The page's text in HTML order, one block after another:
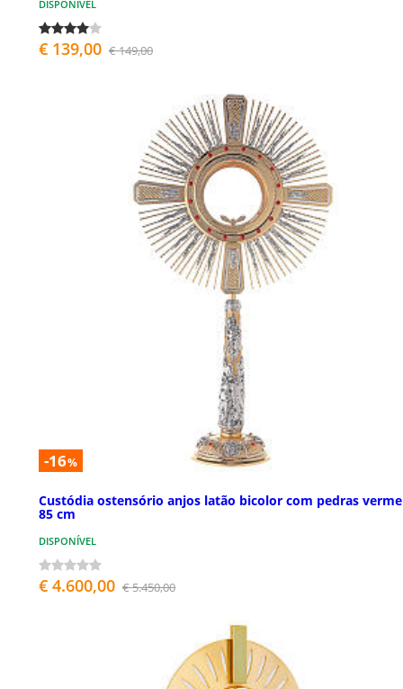
DISPONÍVEL
€ 139,00 € 149,00
-16%
Custódia ostensório anjos latão bicolor com pedras
85 cm
DISPONÍVEL
€ 4.600,00 € 5.450,00